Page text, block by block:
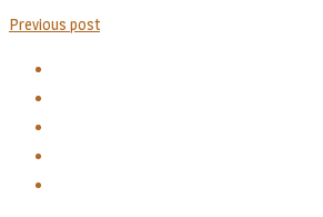
Previous post